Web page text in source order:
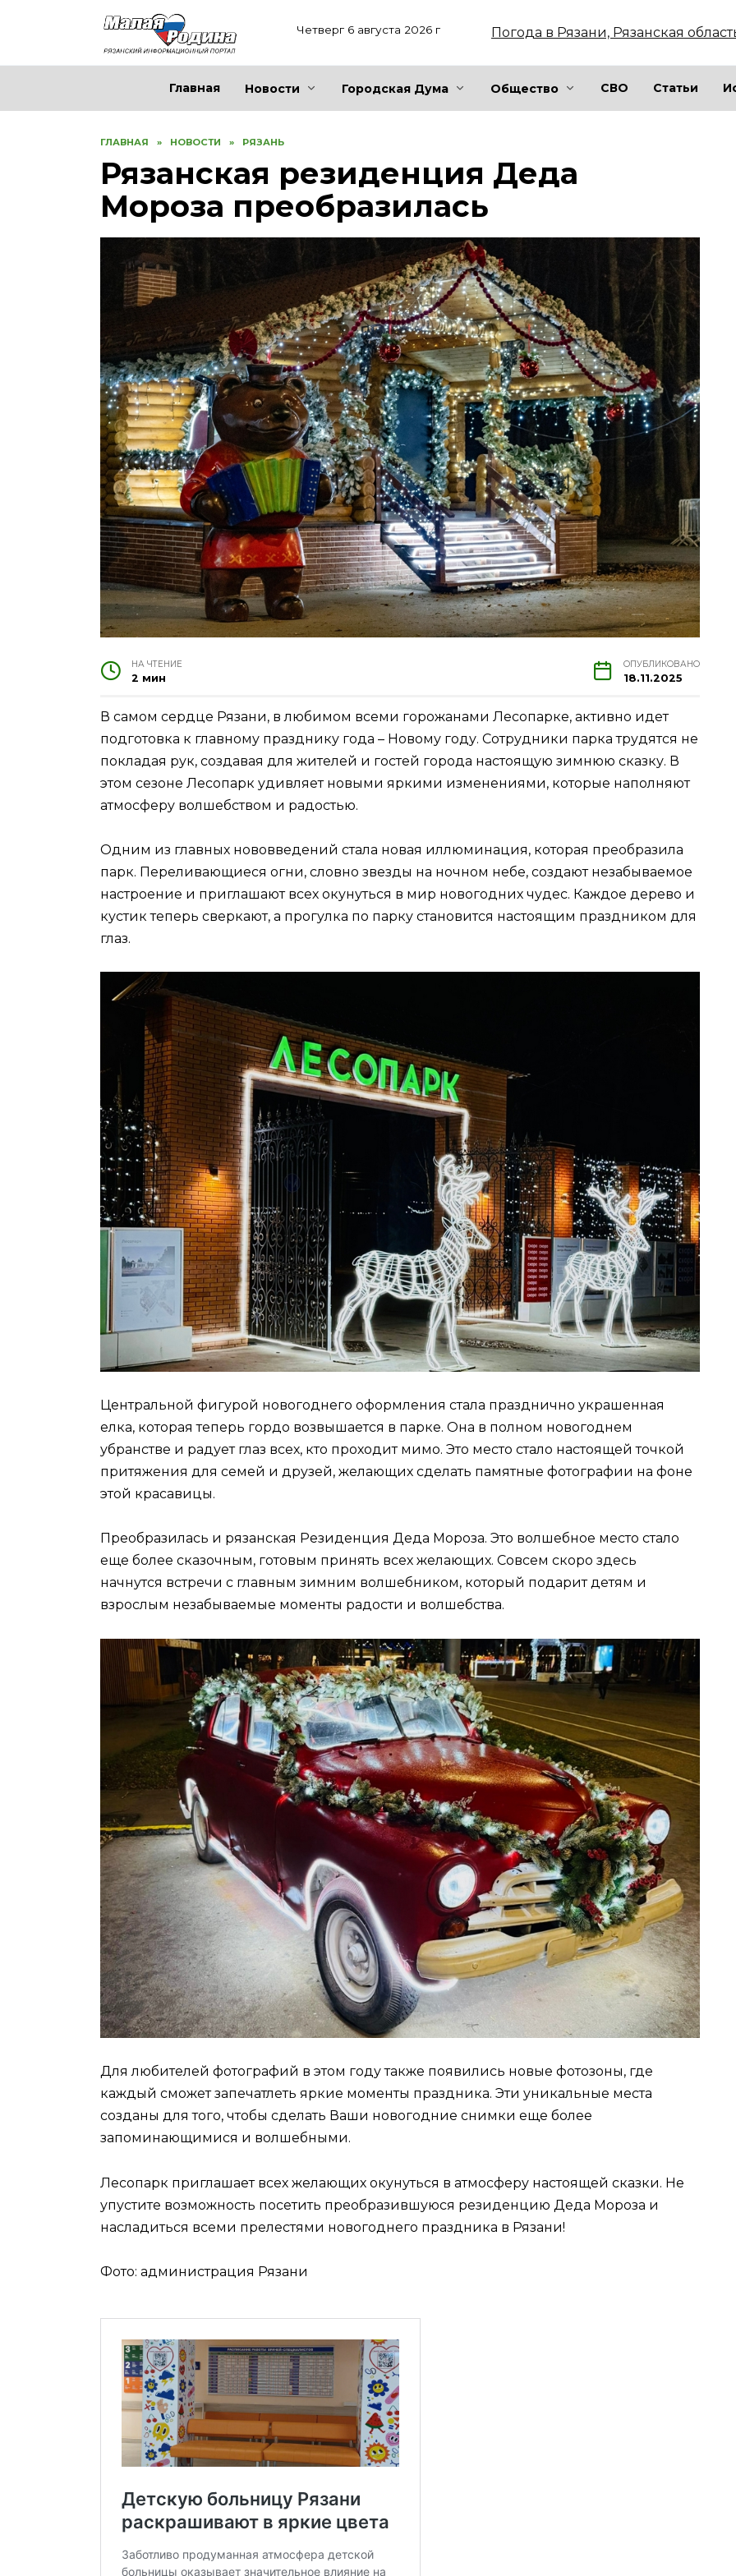
Четверг 6 августа 2026 г Погода в Рязани, Рязанская
Главная Новости Городская Дума Общество СВО Статьи
ГЛАВНАЯ » НОВОСТИ » РЯЗАНЬ
Рязанская резиденция Деда
Мороза преобразилась
НА ЧТЕНИЕ
2 мин
ОПУБЛИКОВАНО
18.11.2025
В самом сердце Рязани, в любимом всеми горожанами Лесопарке, активно идет
подготовка к главному празднику года – Новому году. Сотрудники парка трудятся не
покладая рук, создавая для жителей и гостей города настоящую зимнюю сказку. В
этом сезоне Лесопарк удивляет новыми яркими изменениями, которые наполняют
атмосферу волшебством и радостью.
Одним из главных нововведений стала новая иллюминация, которая преобразила
парк. Переливающиеся огни, словно звезды на ночном небе, создают незабываемое
настроение и приглашают всех окунуться в мир новогодних чудес. Каждое дерево и
кустик теперь сверкают, а прогулка по парку становится настоящим праздником для
глаз.
Центральной фигурой новогоднего оформления стала празднично украшенная
елка, которая теперь гордо возвышается в парке. Она в полном новогоднем
убранстве и радует глаз всех, кто проходит мимо. Это место стало настоящей точкой
притяжения для семей и друзей, желающих сделать памятные фотографии на фоне
этой красавицы.
Преобразилась и рязанская Резиденция Деда Мороза. Это волшебное место стало
еще более сказочным, готовым принять всех желающих. Совсем скоро здесь
начнутся встречи с главным зимним волшебником, который подарит детям и
взрослым незабываемые моменты радости и волшебства.
Для любителей фотографий в этом году также появились новые фотозоны, где
каждый сможет запечатлеть яркие моменты праздника. Эти уникальные места
созданы для того, чтобы сделать Ваши новогодние снимки еще более
запоминающимися и волшебными.
Лесопарк приглашает всех желающих окунуться в атмосферу настоящей сказки. Не
упустите возможность посетить преобразившуюся резиденцию Деда Мороза и
насладиться всеми прелестями новогоднего праздника в Рязани!
Фото: администрация Рязани